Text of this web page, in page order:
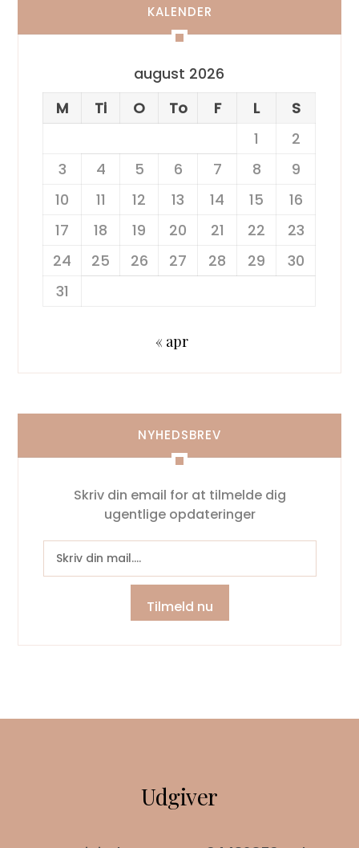
KALENDER
august 2026
M
Ti O To F L
S
1
2
3
4 5 6 7 8
9
10
11 12 13 14 15
16
17
18 19 20 21 22
23
24
25 26 27 28 29
30
31
« apr
NYHEDSBREV
Skriv din email for at tilmelde dig
ugentlige opdateringer
Tilmeld nu
Udgiver